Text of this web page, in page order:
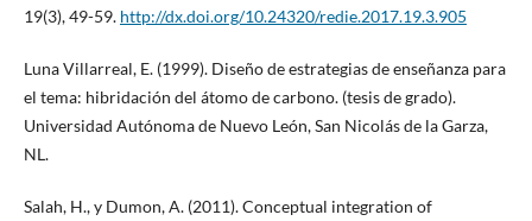
19(3), 49-59. http://dx.doi.org/10.24320/redie.2017.19.3.905
Luna Villarreal, E. (1999). Diseño de estrategias de enseñanza para
el tema: hibridación del átomo de carbono. (tesis de grado).
Universidad Autónoma de Nuevo León, San Nicolás de la Garza,
NL.
Salah, H., y Dumon, A. (2011). Conceptual integration of